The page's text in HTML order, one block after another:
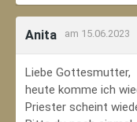
Anita am 15.06.2023
Liebe Gottesmutter,
heute komme ich
Priester scheint